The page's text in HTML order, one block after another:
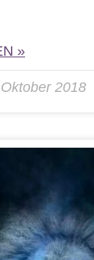
»
2018